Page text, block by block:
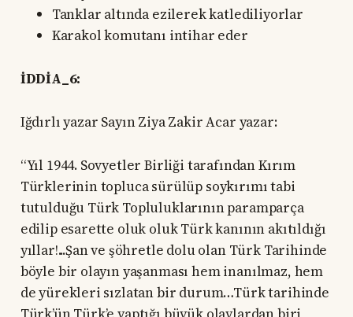
Tanklar altında ezilerek katlediliyorlar
Karakol komutanı intihar eder
İDDİA_6:
Iğdırlı yazar Sayın Ziya Zakir Acar yazar:
“Yıl 1944. Sovyetler Birliği tarafından Kırım
Türklerinin topluca sürülüp soykırımı tabi
tutulduğu Türk Topluluklarının paramparça
edilip esarette oluk oluk Türk kanının akıtıldığı
yıllar!...Şan ve şöhretle dolu olan Türk Tarihinde
böyle bir olayın yaşanması hem inanılmaz, hem
de yürekleri sızlatan bir durum…Türk tarihinde